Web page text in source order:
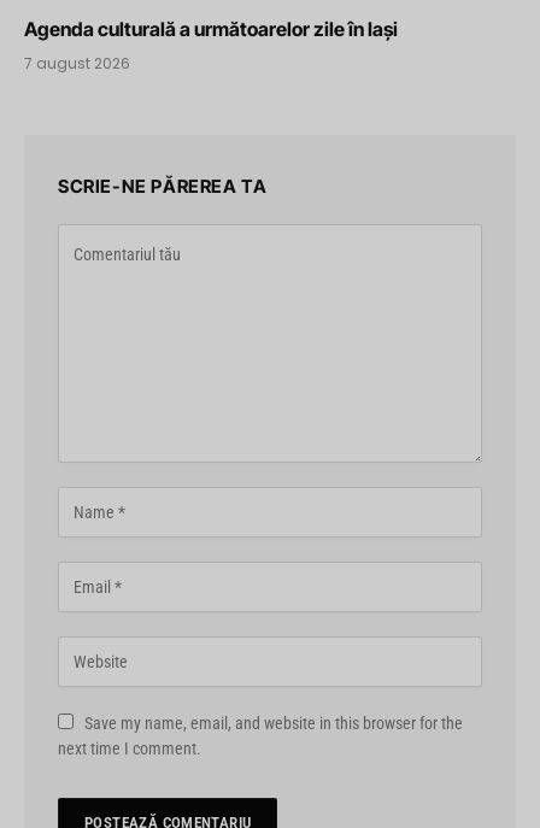
Agenda culturală a următoarelor zile în Iași
7 august 2026
SCRIE-NE PĂREREA TA
Save my name, email, and website in this browser for the
next time I comment.